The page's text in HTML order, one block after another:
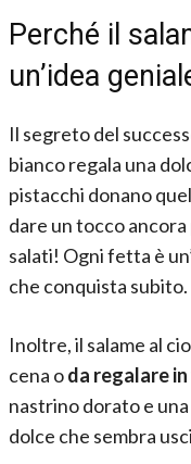
Perché il
un’idea
Il segreto del
bianco regala una
pistacchi donano
dare un tocco
salati! Ogni fetta è
che conquista subito.
Inoltre, il salame al
cena oda regalare
nastrino dorato e
dolce che sembra